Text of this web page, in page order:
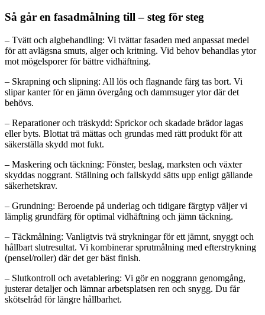
Så går en fasadmålning till – steg för steg
– Tvätt och algbehandling: Vi tvättar fasaden med anpassat medel
för att avlägsna smuts, alger och kritning. Vid behov behandlas ytor
mot mögelsporer för bättre vidhäftning.
– Skrapning och slipning: All lös och flagnande färg tas bort. Vi
slipar kanter för en jämn övergång och dammsuger ytor där det
behövs.
– Reparationer och träskydd: Sprickor och skadade brädor lagas
eller byts. Blottat trä mättas och grundas med rätt produkt för att
säkerställa skydd mot fukt.
– Maskering och täckning: Fönster, beslag, marksten och växter
skyddas noggrant. Ställning och fallskydd sätts upp enligt gällande
säkerhetskrav.
– Grundning: Beroende på underlag och tidigare färgtyp väljer vi
lämplig grundfärg för optimal vidhäftning och jämn täckning.
– Täckmålning: Vanligtvis två strykningar för ett jämnt, snyggt och
hållbart slutresultat. Vi kombinerar sprutmålning med efterstrykning
(pensel/roller) där det ger bäst finish.
– Slutkontroll och avetablering: Vi gör en noggrann genomgång,
justerar detaljer och lämnar arbetsplatsen ren och snygg. Du får
skötselråd för längre hållbarhet.